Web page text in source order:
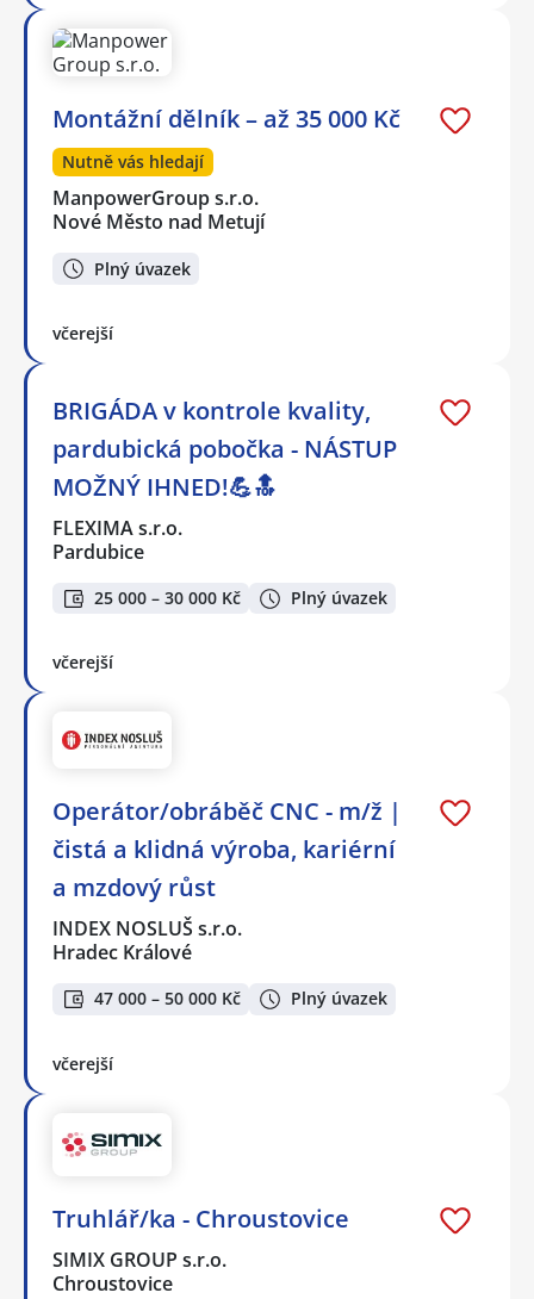
Montážní dělník – až 35 000 Kč
Nutně vás hledají
ManpowerGroup s.r.o.
Nové Město nad Metují
Plný úvazek
včerejší
BRIGÁDA v kontrole kvality,
pardubická pobočka - NÁSTUP
MOŽNÝ IHNED!💪🔝
FLEXIMA s.r.o.
Pardubice
25 000 – 30 000 Kč Plný úvazek
včerejší
Operátor/obráběč CNC - m/ž |
čistá a klidná výroba, kariérní
a mzdový růst
INDEX NOSLUŠ s.r.o.
Hradec Králové
47 000 – 50 000 Kč Plný úvazek
včerejší
Truhlář/ka - Chroustovice
SIMIX GROUP s.r.o.
Chroustovice